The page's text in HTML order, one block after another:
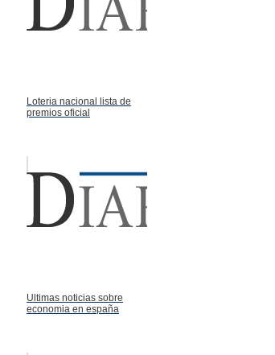
Loteria nacional lista de
premios oficial
Ultimas noticias sobre
economia en españa